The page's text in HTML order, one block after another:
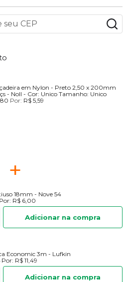
em Nylon - Preto 2,50 x 200mm
- Noll - Cor: Unico Tamanho: Unico
Por: R$ 5,59
+
18mm - Nove 54
Por: R$ 6,00
Adicionar na compra
Economic 3m - Lufkin
Por: R$ 11,49
Adicionar na compra